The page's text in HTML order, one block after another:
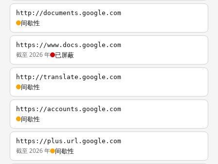
http://documents.google.com
间歇性
https://www.docs.google.com
截至 2026 年 已屏蔽
http://translate.google.com
间歇性
https://accounts.google.com
间歇性
https://plus.url.google.com
截至 2026 年 间歇性